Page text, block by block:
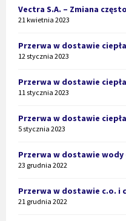
Vectra S.A. – Zmiana
21 kwietnia 2023
Przerwa w dostawie ciepła
12 stycznia 2023
Przerwa w dostawie ciepła
11 stycznia 2023
Przerwa w dostawie ciepła
5 stycznia 2023
Przerwa w dostawie wody
23 grudnia 2022
Przerwa w dostawie c.o. i
21 grudnia 2022